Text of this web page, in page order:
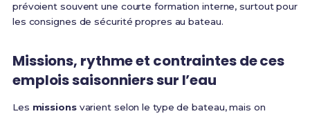
prévoient souvent une courte formation interne, surtout pour
les consignes de sécurité propres au bateau.
Missions, rythme et contraintes de ces
emplois saisonniers sur l’eau
Les missionsvarient selon le type de bateau, mais on